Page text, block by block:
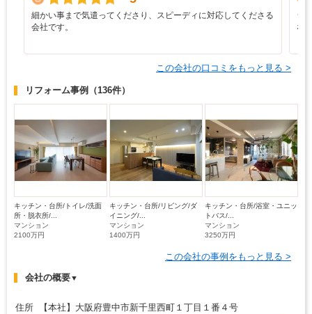
細かい事まで気遣ってくださり、スピーディに対応してくださる
会社です。
シ
な
この会社の口コミをもっと見る >
リフォーム事例 （136件）
キッチン・台所/トイレ/洗面
所・脱衣所/...
マンション
2100万円
キッチン・台所/リビング/ダ
イニング/...
マンション
1400万円
キッチン・台所/浴室・ユニッ
トバス/...
マンション
3250万円
この会社の事例をもっと見る >
会社の概要▼
住所 【本社】大阪府豊中市新千里西町１丁目１番４号